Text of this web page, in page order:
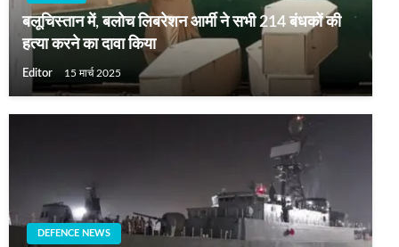
बलूचिस्‍तान में, बलोच लिबरेशन आर्मी ने सभी 214 बंधकों की
हत्‍या करने का दावा किया
Editor 15 मार्च 2025
DEFENCE NEWS